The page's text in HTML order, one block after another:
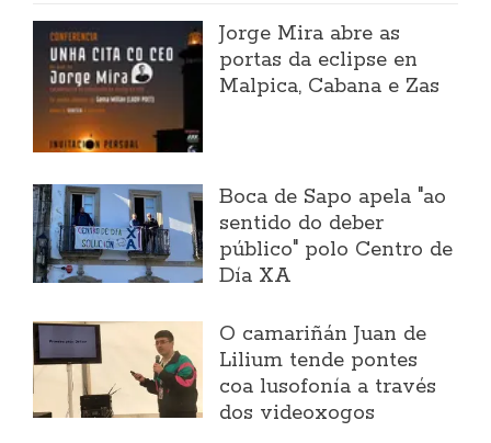
Jorge Mira abre as
portas da eclipse en
Malpica, Cabana e Zas
Boca de Sapo apela "ao
sentido do deber
público" polo Centro de
Día XA
O camariñán Juan de
Lilium tende pontes
coa lusofonía a través
dos videoxogos